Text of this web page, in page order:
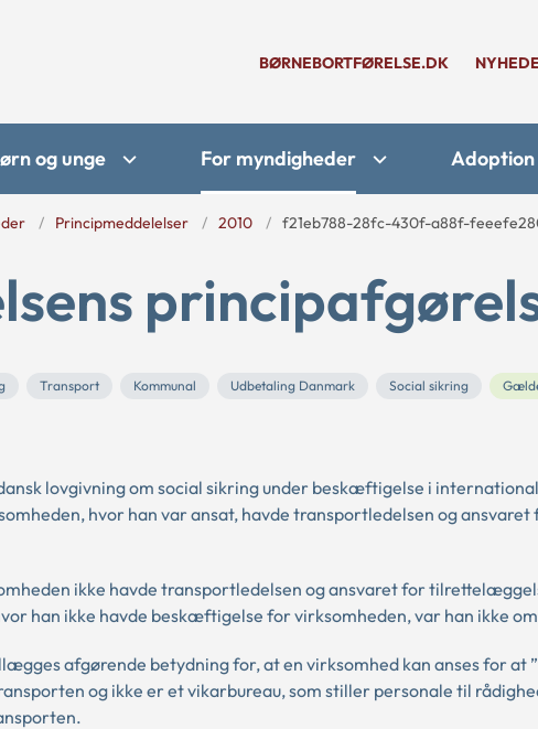
BØRNEBORTFØRELSE.DK
og unge For myndigheder Adoption
Principmeddelelser 2010 f21eb788-28fc-430f-a88f-
Transport Kommunal Udbetaling Danmark Social sikring
lovgivning om social sikring under beskæftigelse i
hvor han var ansat, havde transportledelsen og
ikke havde transportledelsen og ansvaret for
han ikke havde beskæftigelse for virksomheden, var han ikke
afgørende betydning for, at en virksomhed kan anses for at
og ikke er et vikarbureau, som stiller personale til